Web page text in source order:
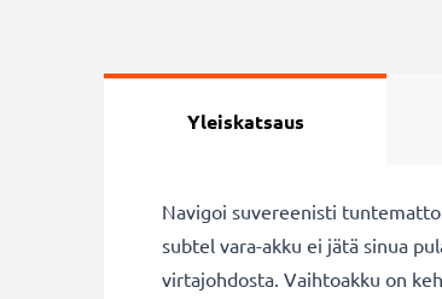
Yleiskatsaus
Navigoi suvereenisti
subtel vara-akku ei jätä sinua
virtajohdosta. Vaihtoakku on